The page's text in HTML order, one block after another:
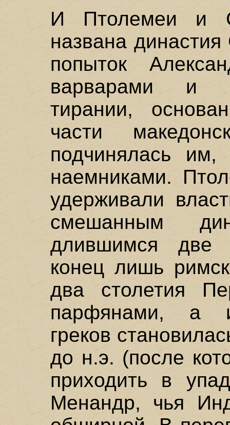
И Птолемеи и
названа династия
попыток
варварами и
тирании,
части
подчинялась им,
наемниками.
удерживали
смешанным
длившимся две
конец лишь
два столетия
парфянами, а
греков
до н.э. (после
приходить в
Менандр, чья